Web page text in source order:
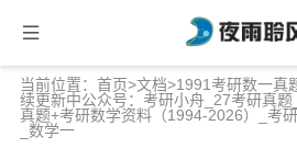
当前位置： 首页>文档>1991考研数一真
续更新中公众号：考研小舟_27考研真
真题+考研数学资料（1994-2026）_考
_数学一